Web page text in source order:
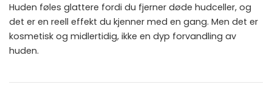
Huden føles glattere fordi du fjerner døde hudceller, og
det er en reell effekt du kjenner med en gang. Men det er
kosmetisk og midlertidig, ikke en dyp forvandling av
huden.